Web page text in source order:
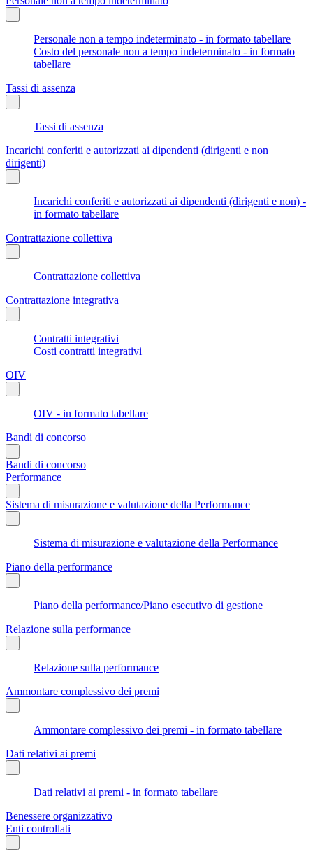
Personale non a tempo indeterminato - in formato tabellare
Costo del personale non a tempo indeterminato - in formato
tabellare
Tassi di assenza
Tassi di assenza
Incarichi conferiti e autorizzati ai dipendenti (dirigenti e non
dirigenti)
Incarichi conferiti e autorizzati ai dipendenti (dirigenti e non) -
in formato tabellare
Contrattazione collettiva
Contrattazione collettiva
Contrattazione integrativa
Contratti integrativi
Costi contratti integrativi
OIV
OIV - in formato tabellare
Bandi di concorso
Bandi di concorso
Performance
Sistema di misurazione e valutazione della Performance
Sistema di misurazione e valutazione della Performance
Piano della performance
Piano della performance/Piano esecutivo di gestione
Relazione sulla performance
Relazione sulla performance
Ammontare complessivo dei premi
Ammontare complessivo dei premi - in formato tabellare
Dati relativi ai premi
Dati relativi ai premi - in formato tabellare
Benessere organizzativo
Enti controllati